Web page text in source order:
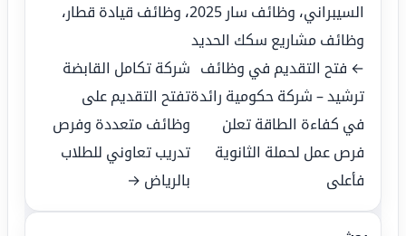
السيبراني، وظائف سار 2025 ، وظائف قيادة قطار،
وظائف مشاريع سكك الحديد
← فتح التقديم في وظائف
ترشيد – شركة حكومية رائدة
في كفاءة الطاقة تعلن
فرص عمل لحملة الثانوية
فأعلى
شركة تكامل القابضة
تفتح التقديم على
وظائف متعددة وفرص
تدريب تعاوني للطلاب
بالرياض →